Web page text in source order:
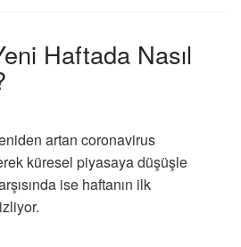
Haftada Nasıl
artan coronavirus
küresel piyasaya düşüşle
ise haftanın ilk